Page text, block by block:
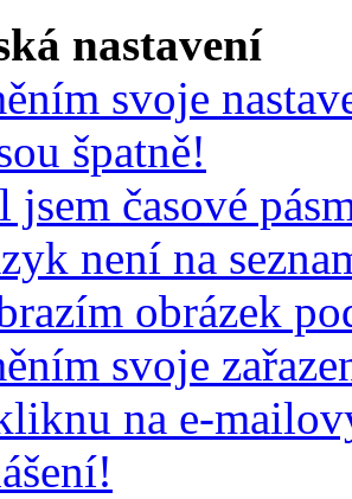
nastavení
svoje
špatně!
jsem časové
není na
obrázek
svoje
na e-